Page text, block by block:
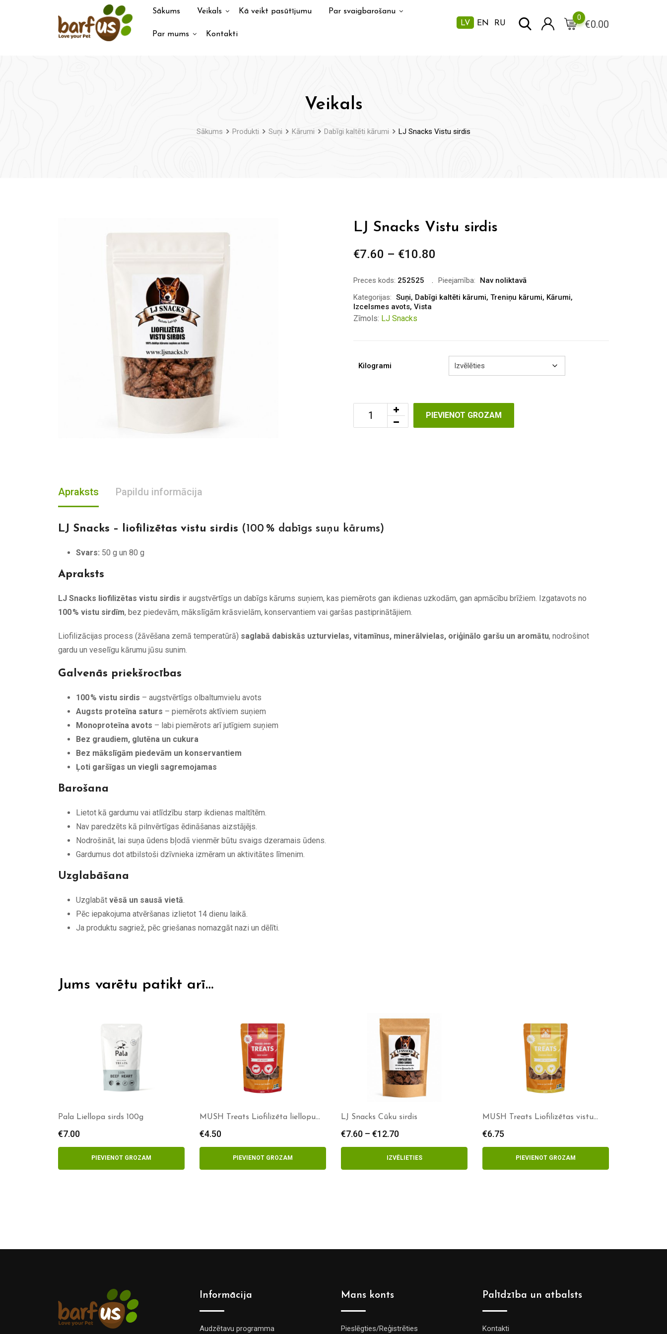
Sākums Veikals Kā veikt pasūtījumu Par svaigbarošanu
Par mums Kontakti
LV EN RU €0.00
0
Veikals
Sākums Produkti Suņi Kārumi Dabīgi kaltēti kārumi LJ Snacks Vistu sirdis
LJ Snacks Vistu sirdis
€7.60 – €10.80
€7.60
through
Preces kods: 252525 Pieejamība:
Nav noliktavā
Kategorijas: Suņi, Dabīgi kaltēti kārumi, Treniņu kārumi, Kārumi,
Izcelsmes avots, Vista
Zīmols: LJ Snacks
Kilogrami
PIEVIENOT GROZAM
Apraksts Papildu informācija
LJ Snacks – liofilizētas vistu sirdis (100 % dabīgs suņu kārums)
Svars: 50 g un 80 g
Apraksts
LJ Snacks liofilizētas vistu sirdis ir augstvērtīgs un dabīgs kārums suņiem, kas piemērots gan ikdienas uzkodām, gan apmācību brīžiem. Izgatavots no
100 % vistu sirdīm, bez piedevām, mākslīgām krāsvielām, konservantiem vai garšas pastiprinātājiem.
Liofilizācijas process (žāvēšana zemā temperatūrā) saglabā dabiskās uzturvielas, vitamīnus, minerālvielas, oriģinālo garšu un aromātu, nodrošinot
gardu un veselīgu kārumu jūsu sunim.
Galvenās priekšrocības
100 % vistu sirdis – augstvērtīgs olbaltumvielu avots
Augsts proteīna saturs – piemērots aktīviem suņiem
Monoproteīna avots – labi piemērots arī jutīgiem suņiem
Bez graudiem, glutēna un cukura
Bez mākslīgām piedevām un konservantiem
Ļoti garšīgas un viegli sagremojamas
Barošana
Lietot kā gardumu vai atlīdzību starp ikdienas maltītēm.
Nav paredzēts kā pilnvērtīgas ēdināšanas aizstājējs.
Nodrošināt, lai suņa ūdens bļodā vienmēr būtu svaigs dzeramais ūdens.
Gardumus dot atbilstoši dzīvnieka izmēram un aktivitātes līmenim.
Uzglabāšana
Uzglabāt vēsā un sausā vietā.
Pēc iepakojuma atvēršanas izlietot 14 dienu laikā.
Ja produktu sagriež, pēc griešanas nomazgāt nazi un dēlīti.
Jums varētu patikt arī…
Pala Liellopa sirds 100g
€7.00
PIEVIENOT GROZAM
MUSH Treats Liofilizēta liellopu
€4.50
PIEVIENOT GROZAM
LJ Snacks Cūku sirdis
€7.60 – €12.70
range:
€7.60
through
IZVĒLIETIES
MUSH Treats Liofilizētas vistu
€6.75
PIEVIENOT GROZAM
Informācija
Audzētavu programma
Mans konts
Pieslēgties/Reģistrēties
Palīdzība un atbalsts
Kontakti